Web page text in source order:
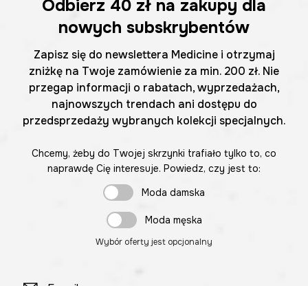
Odbierz 40 zł na zakupy dla
nowych subskrybentów
Zapisz się do newslettera Medicine i otrzymaj
zniżkę na Twoje zamówienie za min. 200 zł. Nie
przegap informacji o rabatach, wyprzedażach,
najnowszych trendach ani dostępu do
przedsprzedaży wybranych kolekcji specjalnych.
Chcemy, żeby do Twojej skrzynki trafiało tylko to, co
naprawdę Cię interesuje. Powiedz, czy jest to:
Moda damska
Moda męska
Wybór oferty jest opcjonalny